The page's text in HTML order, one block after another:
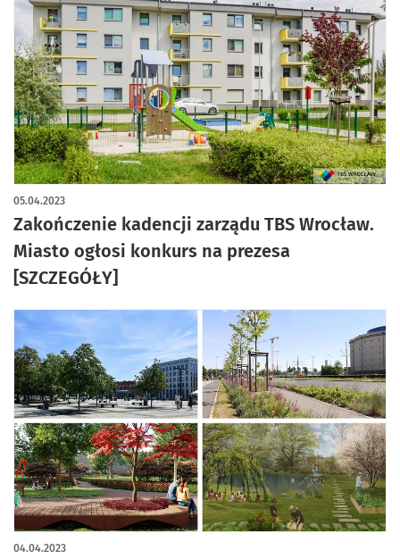
Zakończenie kadencji zarządu TBS Wrocław.
Miasto ogłosi konkurs na prezesa
[SZCZEGÓŁY]
05.04.2023
04.04.2023